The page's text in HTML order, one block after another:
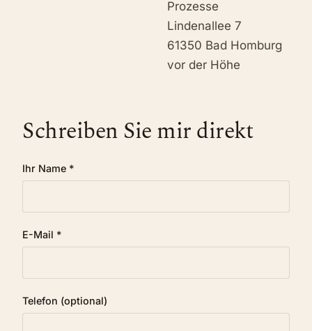
Prozesse
Lindenallee 7
61350 Bad Homburg
vor der Höhe
Schreiben Sie mir direkt
Ihr Name *
E-Mail *
Telefon (optional)